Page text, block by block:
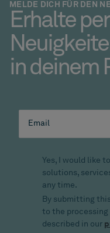
MELDE DICH FÜR DEN
Erhalte
in deinem